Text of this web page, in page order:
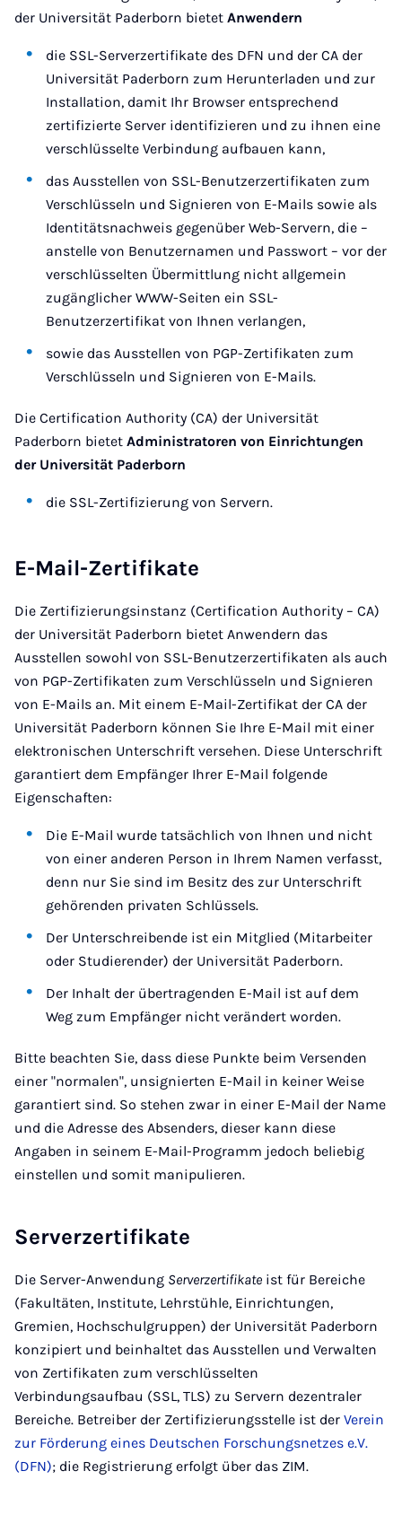
der Universität Paderborn bietet Anwendern
die SSL-Serverzertifikate des DFN und der CA der
Universität Paderborn zum Herunterladen und zur
Installation, damit Ihr Browser entsprechend
zertifizierte Server identifizieren und zu ihnen eine
verschlüsselte Verbindung aufbauen kann,
das Ausstellen von SSL-Benutzerzertifikaten zum
Verschlüsseln und Signieren von E-Mails sowie als
Identitätsnachweis gegenüber Web-Servern, die –
anstelle von Benutzernamen und Passwort – vor der
verschlüsselten Übermittlung nicht allgemein
zugänglicher WWW-Seiten ein SSL-
Benutzerzertifikat von Ihnen verlangen,
sowie das Ausstellen von PGP-Zertifikaten zum
Verschlüsseln und Signieren von E-Mails.
Die Certification Authority (CA) der Universität
Paderborn bietet Administratoren von Einrichtungen
der Universität Paderborn
die SSL-Zertifizierung von Servern.
E-Mail-Zertifikate
Die Zertifizierungsinstanz (Certification Authority – CA)
der Universität Paderborn bietet Anwendern das
Ausstellen sowohl von SSL-Benutzerzertifikaten als auch
von PGP-Zertifikaten zum Verschlüsseln und Signieren
von E-Mails an. Mit einem E-Mail-Zertifikat der CA der
Universität Paderborn können Sie Ihre E-Mail mit einer
elektronischen Unterschrift versehen. Diese Unterschrift
garantiert dem Empfänger Ihrer E-Mail folgende
Eigenschaften:
Die E-Mail wurde tatsächlich von Ihnen und nicht
von einer anderen Person in Ihrem Namen verfasst,
denn nur Sie sind im Besitz des zur Unterschrift
gehörenden privaten Schlüssels.
Der Unterschreibende ist ein Mitglied (Mitarbeiter
oder Studierender) der Universität Paderborn.
Der Inhalt der übertragenden E-Mail ist auf dem
Weg zum Empfänger nicht verändert worden.
Bitte beachten Sie, dass diese Punkte beim Versenden
einer "normalen", unsignierten E-Mail in keiner Weise
garantiert sind. So stehen zwar in einer E-Mail der Name
und die Adresse des Absenders, dieser kann diese
Angaben in seinem E-Mail-Programm jedoch beliebig
einstellen und somit manipulieren.
Serverzertifikate
Die Server-Anwendung Serverzertifikate ist für Bereiche
(Fakultäten, Institute, Lehrstühle, Einrichtungen,
Gremien, Hochschulgruppen) der Universität Paderborn
konzipiert und beinhaltet das Ausstellen und Verwalten
von Zertifikaten zum verschlüsselten
Verbindungsaufbau (SSL, TLS) zu Servern dezentraler
Bereiche. Betreiber der Zertifizierungsstelle ist der Verein
zur Förderung eines Deutschen Forschungsnetzes e.V.
(DFN); die Registrierung erfolgt über das ZIM.